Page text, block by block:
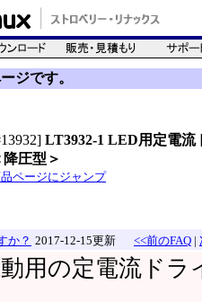
ジです。
LT3932-1 LED用定電流
降圧型＞
ページにジャンプ
か？ 2017-12-15更新 <<前のFAQ |
用の定電流ド